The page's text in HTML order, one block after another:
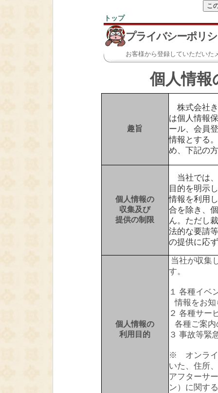
トップ
プライバシーポリ
お客様から登録していただいた
個人情報
趣旨
株式会社き
は個人情報
ール、会員
情報とする
め、下記の
個人情報の
収集及び
提供の制限
当社では、
目的を明示
情報を利用
合を除き、
ん。ただし
法的な要請
の提供に応
個人情報の
利用目的
当社が収集
す。
１ 各種イベ
情報をお
２ 各種サー
各種ご案
３ 事故等緊
※ オンライ
いた、住所
アフターサ
ン）に関す